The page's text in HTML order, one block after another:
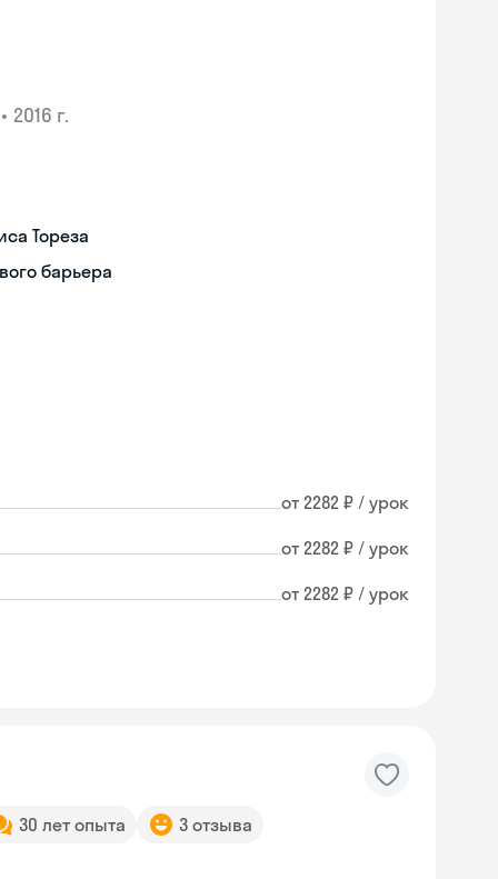
• 2016 г.
Тореза
барьера
от 2282 ₽ / урок
от 2282 ₽ / урок
от 2282 ₽ / урок
30 лет опыта 3 отзыва